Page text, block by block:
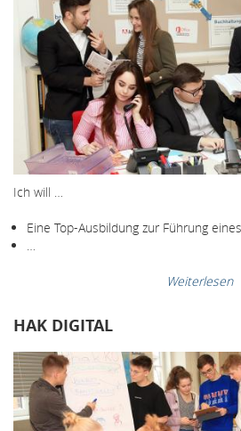
Ich will …
Eine Top-Ausbildung zur Führung
Weiterlesen
HAK DIGITAL